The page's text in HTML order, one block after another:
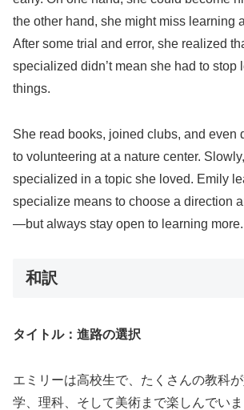
the other hand, she might miss learning
After some trial and error, she realized
specialized didn’t mean she had to stop
things.
She read books, joined clubs, and even
to volunteering at a nature center.
specialized in a topic she loved. Emily
specialize means to choose a direction
—but always stay open to learning more.
和訳
タイトル：進路の選択
エミリーは高校生で、たくさんの教科
学、理科、そして美術まで楽しんでい